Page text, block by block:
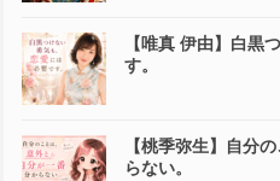
【唯真 伊由】白黒
す。
【桃季弥生】自分
らない。